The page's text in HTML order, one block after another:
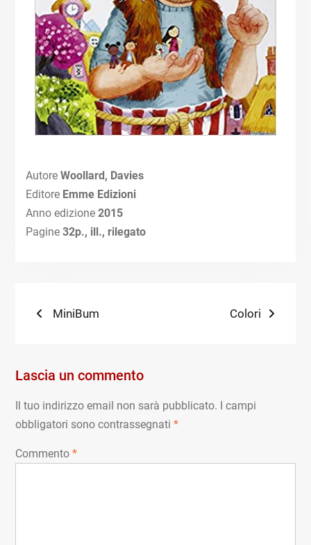
Autore Woollard, Davies
Editore Emme Edizioni
Anno edizione 2015
Pagine32p., ill., rilegato
Navigazione
Previous
MiniBum
Next
Colori
Lascia un commento
Il tuo indirizzo email non sarà pubblicato.
I campi
obbligatori sono contrassegnati *
Commento *